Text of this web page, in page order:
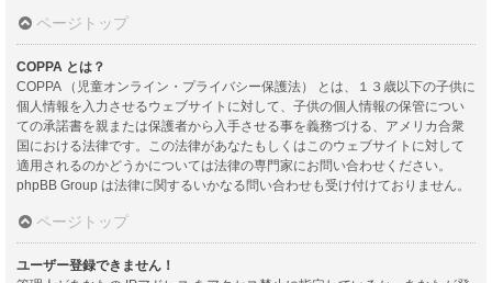
ページトップ
COPPA とは？
COPPA （児童オンライン・プライバシー保護法） とは、１３歳以下の子供に
個人情報を入力させるウェブサイトに対して、子供の個人情報の保管につい
ての承諾書を親または保護者から入手させる事を義務づける、アメリカ合衆
国における法律です。この法律があなたもしくはこのウェブサイトに対して
適用されるのかどうかについては法律の専門家にお問い合わせください。
phpBB Group は法律に関するいかなる問い合わせも受け付けておりません。
ページトップ
ユーザー登録できません！